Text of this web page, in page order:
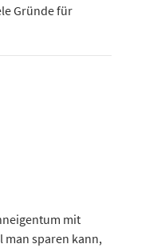
Gründe für
mit
man sparen kann,